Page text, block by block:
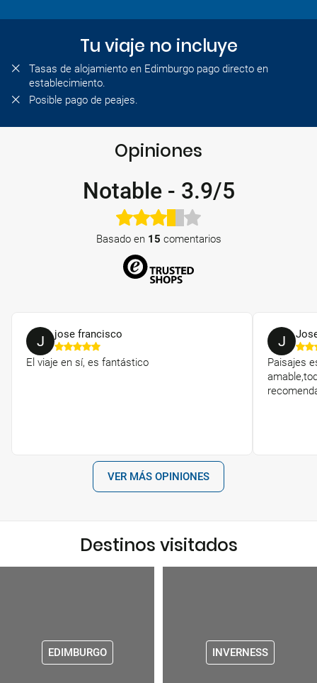
Tu viaje no incluye
Tasas de alojamiento en Edimburgo pago directo en
establecimiento.
Posible pago de peajes.
Opiniones
Notable- 3.9/5
Basado en 15 comentarios
J jose francisco
El viaje en sí, es fantástico
J
Paisajes
VER MÁS OPINIONES
Destinos visitados
EDIMBURGO INVERNESS